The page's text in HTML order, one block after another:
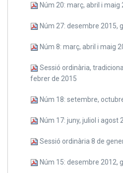
Núm 20: març, abril i maig
Núm 27: desembre 2015,
Núm 8: març, abril i maig
Sessió ordinària,
febrer de 2015
Núm 18: setembre,
Núm 17: juny, juliol i agost
Sessió ordinària 8 de
Núm 15: desembre 2012,